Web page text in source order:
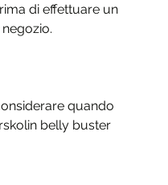
di effettuare un
quando
belly buster